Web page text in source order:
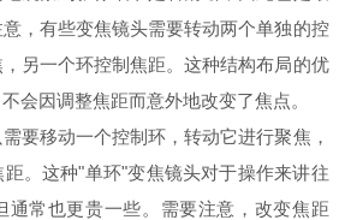
，有些变焦镜头需要转动两个单独的控
另一个环控制焦距。这种结构布局的优
会因调整焦距而意外地改变了焦点。
移动一个控制环，转动它进行聚焦，
。这种"单环"变焦镜头对于操作来讲往
通常也更贵一些。需要注意，改变焦距